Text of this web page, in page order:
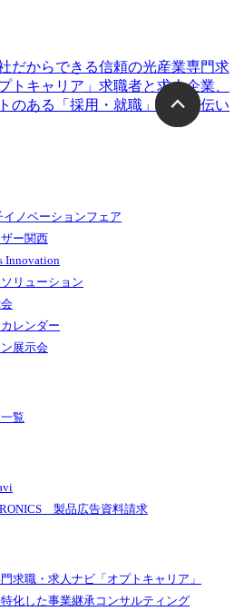
ノベーションフェア
ー関西
Innovation
リューション
レンダー
展示会
覧
製品広告資料請求
求職・求人ナビ「オプトキャリア」
化した事業継承コンサルティング